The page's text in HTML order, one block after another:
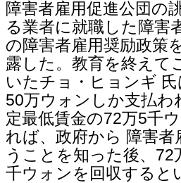
障害者雇用促進公団の
る業者に就職した障害
の障害者雇用奨励政策
露した。教育を終えて
いたチョ・ヒョンギ
50万ウォンしか支払
定最低賃金の72万5千
れば、政府から 障害
うことを知った後、
千ウォンを回収すると